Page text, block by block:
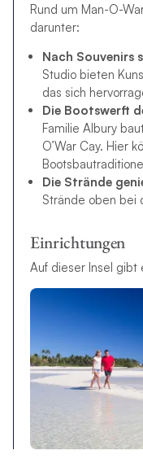
Rund um Man-O-
darunter:
Nach Souvenirs
Studio bieten
das sich
Die Bootswerft
Familie Albury
O’War Cay. Hier
Die Strände
Strände oben bei
Einrichtungen
Auf dieser Insel gibt